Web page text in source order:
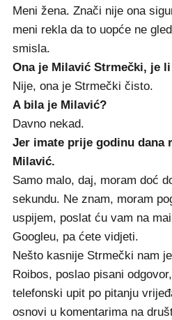
Meni žena. Znači nije ona
meni rekla da to uopće ne
smisla.
Ona je Milavić Strmečki, je
Nije, ona je Strmečki čisto.
A bila je Milavić?
Davno nekad.
Jer imate prije godinu dana
Milavić.
Samo malo, daj, moram doć
sekundu. Ne znam, moram
uspijem, poslat ću vam na
Googleu, pa ćete vidjeti.
Nešto kasnije Strmečki nam
Roibos, poslao pisani
telefonski upit po pitanju
osnovi u komentarima na